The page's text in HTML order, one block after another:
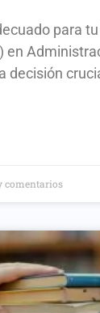
para
en
decisión
comentarios